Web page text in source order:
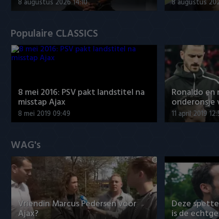
8 augustus 2026 14:10 8 augustus
Populaire CLASSICS
8 mei 2016: PSV pakt landstitel na
misstap Ajax
8 mei 2019 09:49
Ronaldo
onderonsje
11 april 2019
WAG's
Vriendin Marcus Pedersen voor
Ajax?
Deze
is de